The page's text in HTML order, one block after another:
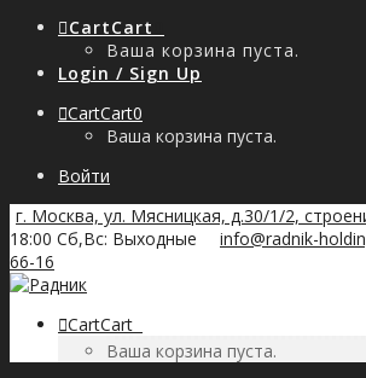
CartCart
Ваша корзина пуста.
Login / Sign Up
CartCart0
Ваша корзина пуста.
Войти
г. Москва, ул. Мясницкая, д.30/1/2,
18:00 Сб,Вс: Выходные
info@radnik-
66-16
CartCart
Ваша корзина пуста.